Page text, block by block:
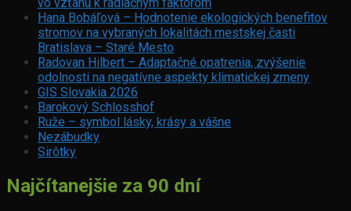
Hana Bobáľová – Hodnotenie ekologických benefitov
stromov na vybraných lokalitách mestskej časti
Bratislava – Staré Mesto
Radovan Hilbert – Adaptačné opatrenia, zvýšenie
odolnosti na negatívne aspekty klimatickej zmeny
GIS Slovakia 2026
Barokový Schlosshof
Ruže – symbol lásky, krásy a vášne
Nezábudky
Sirôtky
Najčítanejšie za 90 dní